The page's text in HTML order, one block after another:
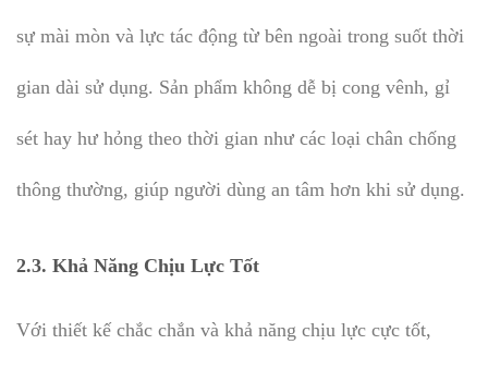
sự mài mòn và lực tác động từ bên ngoài trong suốt thời
gian dài sử dụng. Sản phẩm không dễ bị cong vênh, gỉ
sét hay hư hỏng theo thời gian như các loại chân chống
thông thường, giúp người dùng an tâm hơn khi sử dụng.
2.3. Khả Năng Chịu Lực Tốt
Với thiết kế chắc chắn và khả năng chịu lực cực tốt,